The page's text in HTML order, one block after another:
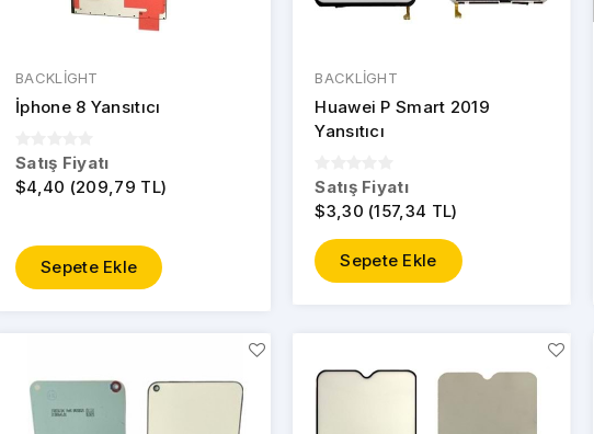
BACKLİGHT
İphone 8 Yansıtıcı
Satış Fiyatı
$4,40 (209,79 TL)
Sepete Ekle
BACKLİGHT
Huawei P Smart 2019
Yansıtıcı
Satış Fiyatı
$3,30 (157,34 TL)
Sepete Ekle